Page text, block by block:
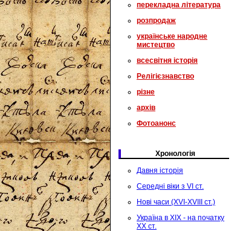
перекладна література
розпродаж
українське народне
мистецтво
всесвітня історія
Релігієзнавство
різне
архів
Фотоанонс
Хронологія
Давня історія
Середні віки з VI ст.
Нові часи (XVI-XVIII ст.)
Україна в XIX - на початку
XX ст.